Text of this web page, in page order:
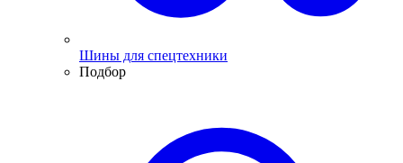
Шины для спецтехники
Подбор